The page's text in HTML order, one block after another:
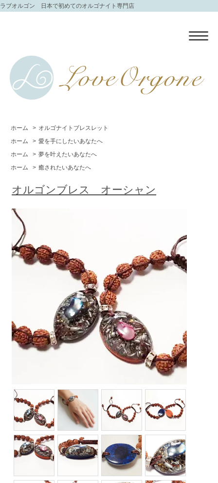
ラブオルゴン 日本で初めてのオルゴナイト専門店
ホーム > オルゴナイトブレスレット
ホーム
> 愛を手にしたいあなたへ
ホーム
> 夢を叶えたいあなたへ
ホーム
> 癒されたいあなたへ
オルゴンブレス オーシャン